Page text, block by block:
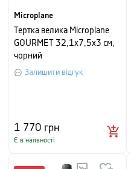
Microplane
Тертка велика Microplane
GOURMET 32,1х7,5х3 см,
чорний
Залишити відгук
1 770 грн
Є в наявності